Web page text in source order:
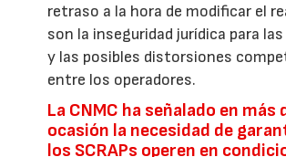
retraso a la hora de modificar el
son la inseguridad jurídica para
y las posibles distorsiones
entre los operadores.
La CNMC ha señalado en más
ocasión la necesidad de
los SCRAPs operen en